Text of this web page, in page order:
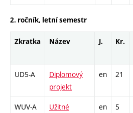
2. ročník, letní semestr
Zkratka Název J. Kr.
UD5-A
Diplomový
projekt
en 21
WUV-A
Užitné
en 5